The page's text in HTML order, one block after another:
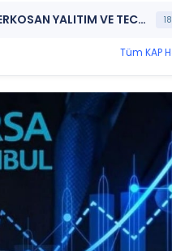
***BRKSN*** BERKOSAN YALITIM VE TECRİT MADDELERİ ÜRETİM VE TİCARET A.Ş. (Genel Kurul İşlemlerine İlişkin Bildirim)
Tüm KAP